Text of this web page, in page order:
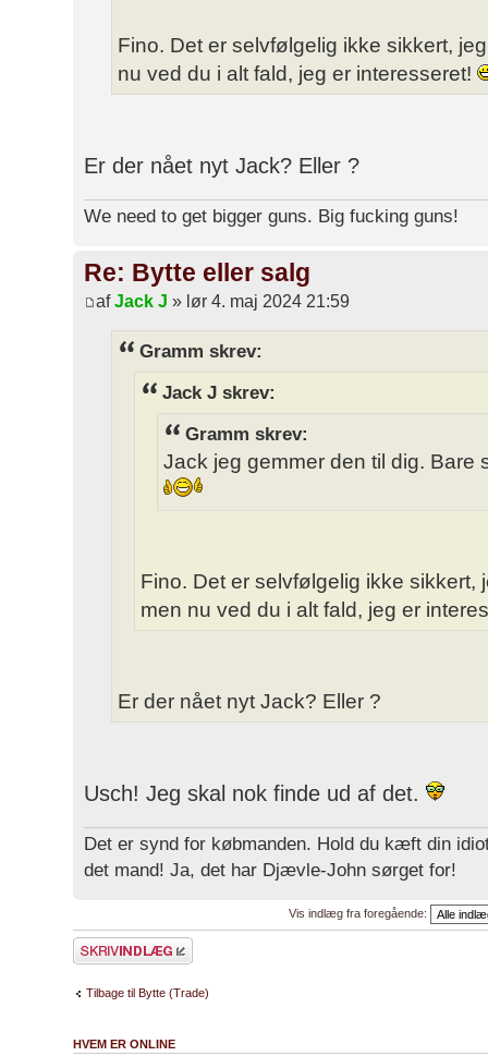
Fino. Det er selvfølgelig ikke sikkert,
nu ved du i alt fald, jeg er interesseret!
Er der nået nyt Jack? Eller ?
We need to get bigger guns. Big fucking guns!
Re: Bytte eller salg
afJack J » lør 4. maj 2024 21:59
Gramm skrev:
Jack J skrev:
Gramm skrev:
Jack jeg gemmer den til dig.
Fino. Det er selvfølgelig ikke sikkert,
men nu ved du i alt fald, jeg er
Er der nået nyt Jack? Eller ?
Usch! Jeg skal nok finde ud af det.
Det er synd for købmanden. Hold du kæft din
det mand! Ja, det har Djævle-John sørget for!
Vis indlæg fra foregående:
Skriv et svar
Tilbage til Bytte (Trade)
HVEM ER ONLINE